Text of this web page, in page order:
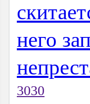
него
3030